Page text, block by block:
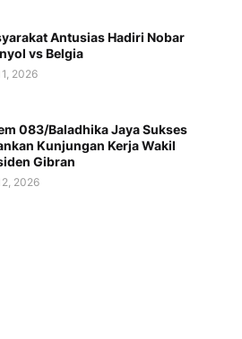
Antusias Hadiri Nobar
vs Belgia
2026
083/Baladhika Jaya Sukses
Kunjungan Kerja Wakil
Gibran
2026